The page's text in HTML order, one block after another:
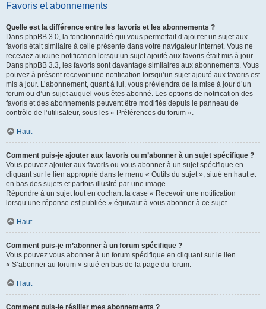
Favoris et abonnements
Quelle est la différence entre les favoris et les abonnements ?
Dans phpBB 3.0, la fonctionnalité qui vous permettait d’ajouter un sujet aux
favoris était similaire à celle présente dans votre navigateur internet. Vous ne
receviez aucune notification lorsqu’un sujet ajouté aux favoris était mis à jour.
Dans phpBB 3.3, les favoris sont davantage similaires aux abonnements. Vous
pouvez à présent recevoir une notification lorsqu’un sujet ajouté aux favoris est
mis à jour. L’abonnement, quant à lui, vous préviendra de la mise à jour d’un
forum ou d’un sujet auquel vous êtes abonné. Les options de notification des
favoris et des abonnements peuvent être modifiés depuis le panneau de
contrôle de l’utilisateur, sous les « Préférences du forum ».
Haut
Comment puis-je ajouter aux favoris ou m’abonner à un sujet spécifique ?
Vous pouvez ajouter aux favoris ou vous abonner à un sujet spécifique en
cliquant sur le lien approprié dans le menu « Outils du sujet », situé en haut et
en bas des sujets et parfois illustré par une image.
Répondre à un sujet tout en cochant la case « Recevoir une notification
lorsqu’une réponse est publiée » équivaut à vous abonner à ce sujet.
Haut
Comment puis-je m’abonner à un forum spécifique ?
Vous pouvez vous abonner à un forum spécifique en cliquant sur le lien
« S’abonner au forum » situé en bas de la page du forum.
Haut
Comment puis-je résilier mes abonnements ?